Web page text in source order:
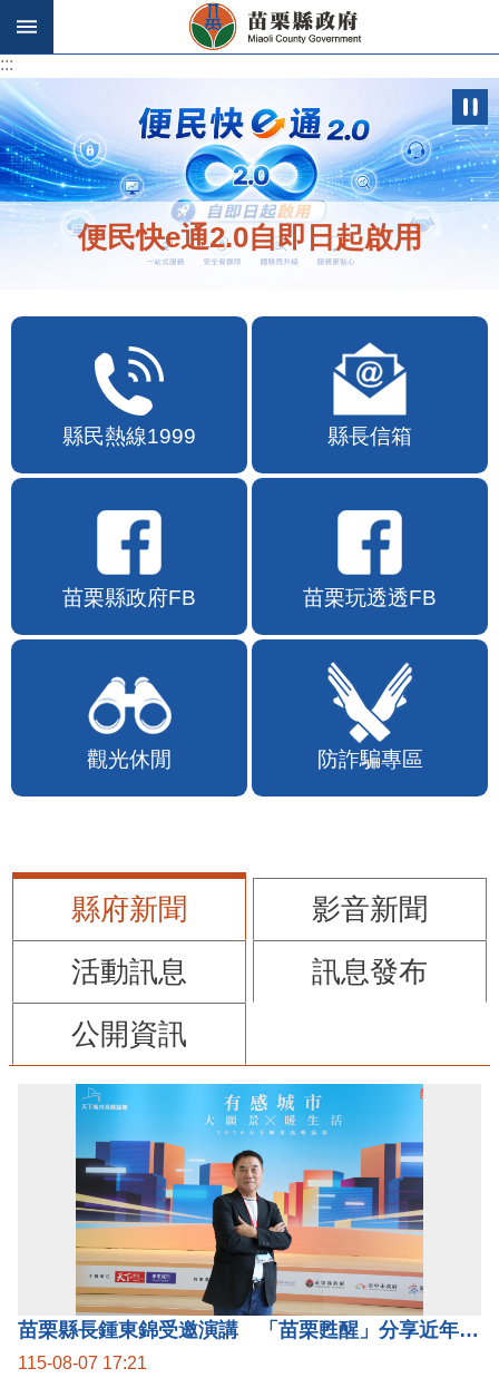
跳到主要內容區塊
:::
:::
便民快e通2.0自即日起啟用
縣民熱線1999 縣長信箱
苗栗縣政府FB 苗栗玩透透FB
觀光休閒 防詐騙專區
縣府新聞
影音新聞
活動訊息
訊息發布
公開資訊
苗栗縣長鍾東錦受邀演講 「苗栗甦醒」分享近年轉變
115-08-07 17:21